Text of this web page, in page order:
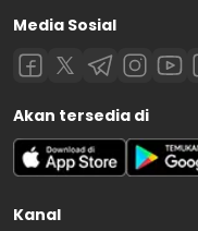
Media Sosial
Akan tersedia di
Kanal